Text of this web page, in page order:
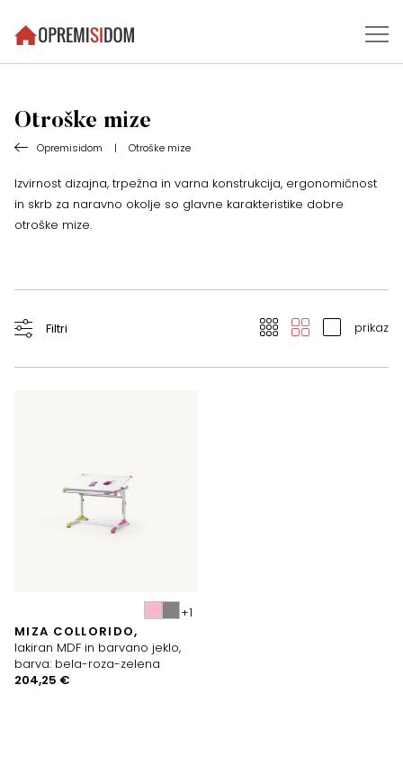
Otroške mize
Opremisidom | Otroške mize
Izvirnost dizajna, trpežna in varna konstrukcija, ergonomičnost
in skrb za naravno okolje so glavne karakteristike dobre
otroške mize.
MIZA COLLORIDO,
lakiran MDF in barvano jeklo,
barva: bela-roza-zelena
204,25 €
Filtri prikaz